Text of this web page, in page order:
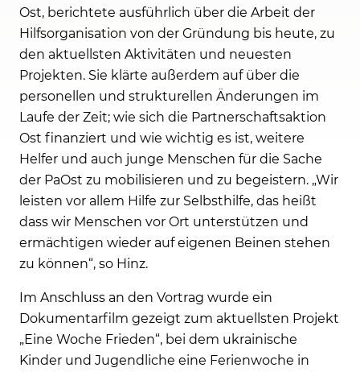
Ost, berichtete ausführlich über die Arbeit der
Hilfsorganisation von der Gründung bis heute, zu
den aktuellsten Aktivitäten und neuesten
Projekten. Sie klärte außerdem auf über die
personellen und strukturellen Änderungen im
Laufe der Zeit; wie sich die Partnerschaftsaktion
Ost finanziert und wie wichtig es ist, weitere
Helfer und auch junge Menschen für die Sache
der PaOst zu mobilisieren und zu begeistern. „Wir
leisten vor allem Hilfe zur Selbsthilfe, das heißt
dass wir Menschen vor Ort unterstützen und
ermächtigen wieder auf eigenen Beinen stehen
zu können“, so Hinz.
Im Anschluss an den Vortrag wurde ein
Dokumentarfilm gezeigt zum aktuellsten Projekt
„Eine Woche Frieden“, bei dem ukrainische
Kinder und Jugendliche eine Ferienwoche in